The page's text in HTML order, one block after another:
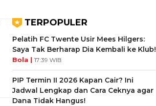
TERPOPULER
Pelatih FC Twente Usir Mees Hilgers:
Saya Tak Berharap Dia Kembali ke Klub!
Bola | 17:39 WIB
PIP Termin II 2026 Kapan Cair? Ini
Jadwal Lengkap dan Cara Ceknya agar
Dana Tidak Hangus!